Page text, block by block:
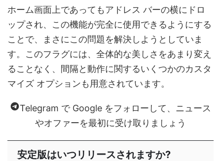
ホーム画面上であってもアドレス バーの横にドロ
ップされ、この機能が完全に使用できるようにする
ことで、まさにこの問題を解決しようとしていま
す。このフラグには、全体的な美しさをあまり変え
ることなく、間隔と動作に関するいくつかのカスタ
マイズ オプションも用意されています。
Telegram で Google をフォローして、ニュース
やオファーを最初に受け取りましょう
安定版はいつリリースされますか?